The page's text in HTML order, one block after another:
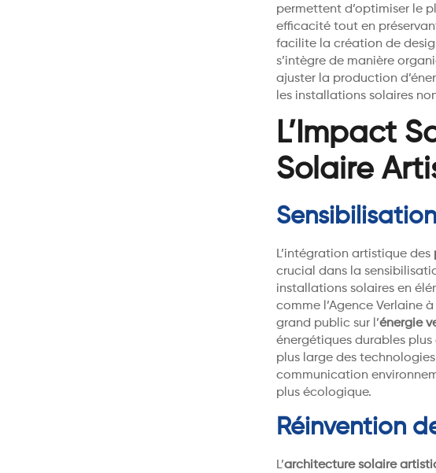
permettent d’optimiser le
efficacité tout en
facilite la création de
s’intègre de manière
ajuster la production
les installations solaires
L’Impact
Solaire
L’intégration artistique des
crucial dans la
installations solaires en
comme l’Agence Verlaine
grand public sur l’énergie
énergétiques durables
plus large des
communication
plus écologique.
Réinvention
L’architecture solaire